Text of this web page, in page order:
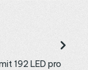
192 LED pro